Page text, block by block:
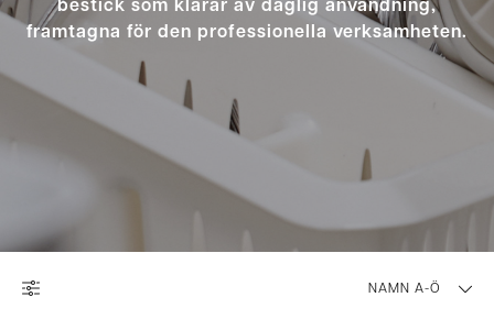
bestick som klarar av daglig användning,
framtagna för den professionella verksamheten.
NAMN A-Ö